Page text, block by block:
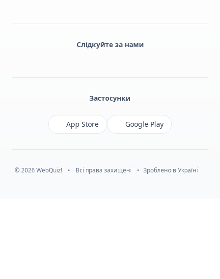
Слідкуйте за нами
Застосунки
App Store Google Play
© 2026 WebQuiz! • Всі права захищені • Зроблено в Україні